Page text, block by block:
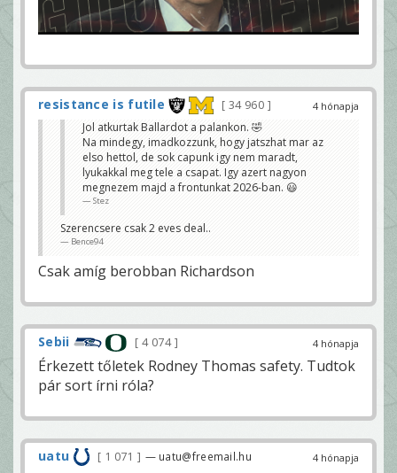
4 hónapja
resistance is futile
34 960
Jol atkurtak Ballardot a palankon. 🤣
Na mindegy, imadkozzunk, hogy jatszhat mar az
elso hettol, de sok capunk igy nem maradt,
lyukakkal meg tele a csapat. Igy azert nagyon
megnezem majd a frontunkat 2026-ban. 😃
Stez
Szerencsere csak 2 eves deal..
Bence94
Csak amíg berobban Richardson
4 hónapja
Sebii 4 074
Érkezett tőletek Rodney Thomas safety. Tudtok
pár sort írni róla?
4 hónapja
uatu 1 071 — uatu@freemail.hu